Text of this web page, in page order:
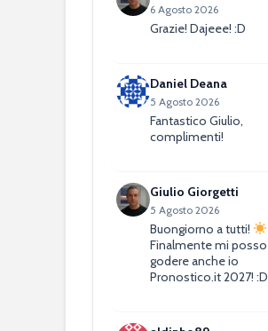
6 Agosto 2026
Grazie! Dajeee! :D
Daniel Deana
5 Agosto 2026
Fantastico Giulio,
complimenti!
Giulio Giorgetti
5 Agosto 2026
Buongiorno a tutti!
Finalmente mi posso
godere anche io
Pronostico.it 2027! :D